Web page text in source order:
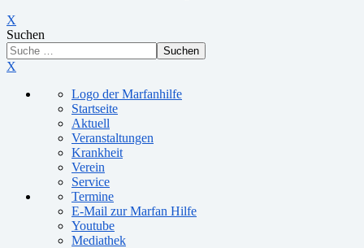
X
Suchen
Suchen
X
Logo der Marfanhilfe
Startseite
Aktuell
Veranstaltungen
Krankheit
Verein
Service
Termine
E-Mail zur Marfan Hilfe
Youtube
Mediathek